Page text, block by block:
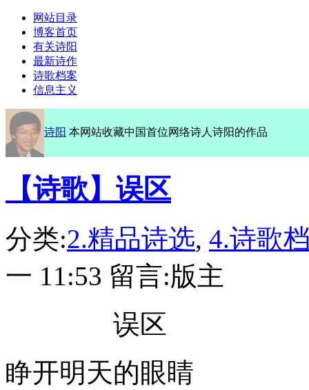
网站目录
博客首页
有关诗阳
最新诗作
诗歌档案
信息主义
诗阳 本网站收藏中国首位网络诗人诗阳的作品
【诗歌】误区
分类:2.精品诗选, 4.诗歌
一 11:53 留言:版主
误区
睁开明天的眼睛